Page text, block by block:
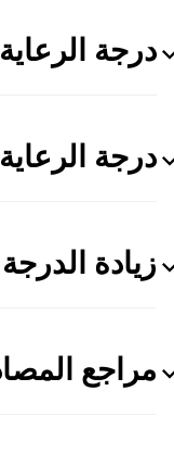
درجة الرعاية 2-5
درجة الرعاية 1
زيادة
مراجع